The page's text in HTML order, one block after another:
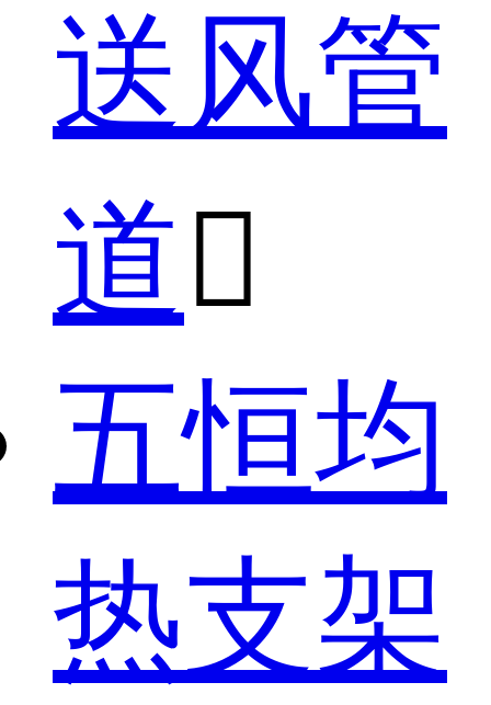
送风管
道
五恒均
热支架